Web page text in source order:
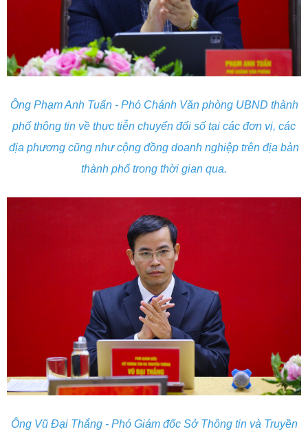
Ông Phạm Anh Tuấn - Phó Chánh Văn phòng UBND thành
phố thông tin về thực tiễn chuyển đổi số tại các đơn vị, các
địa phương cũng như cộng đồng doanh nghiệp trên địa bàn
thành phố trong thời gian qua.
Ông Vũ Đại Thắng - Phó Giám đốc Sở Thông tin và Truyền